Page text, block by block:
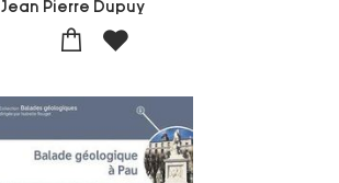
Jean Pierre Dupuy